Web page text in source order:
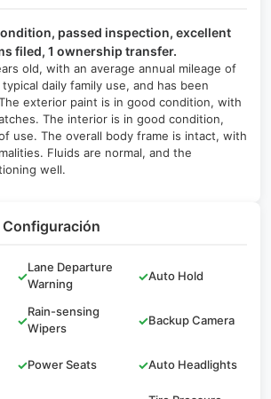
passed inspection, excellent
filed, 1 ownership transfer.
old, with an average annual mileage of
daily family use, and has been
exterior paint is in good condition, with
The interior is in good condition,
use. The overall body frame is intact, with
Fluids are normal, and the
well.
✓
Lane Departure
Warning
✓Auto Hold
✓
Rain-sensing
Wipers
✓Backup Camera
✓Power Seats ✓Auto Headlights